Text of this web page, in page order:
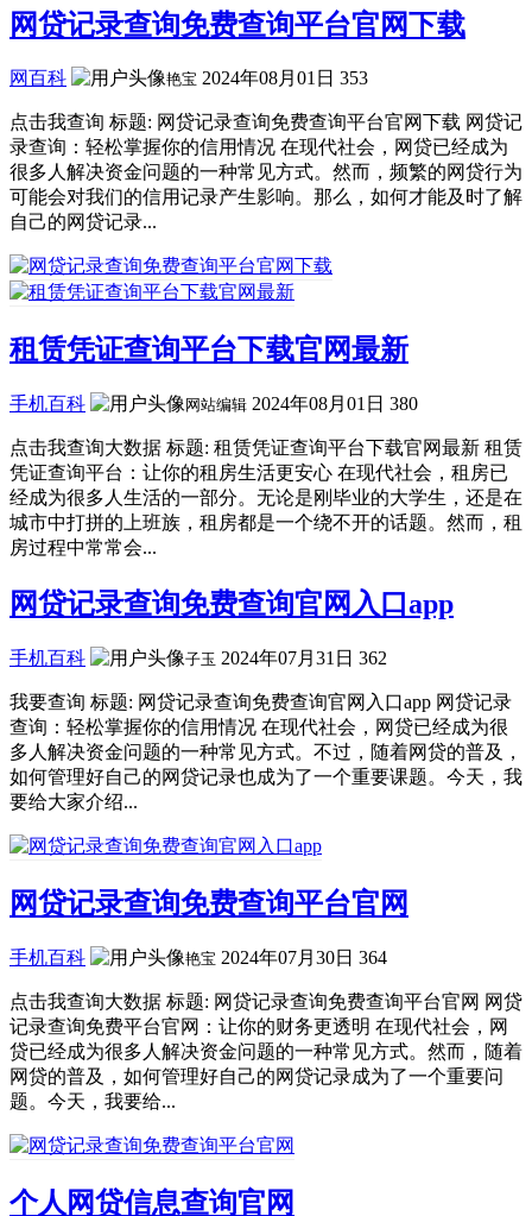
网贷记录查询免费查询平台官网下载
网百科 艳宝 2024年08月01日 353
点击我查询 标题: 网贷记录查询免费查询平台官网下载 网贷记
录查询：轻松掌握你的信用情况 在现代社会，网贷已经成为
很多人解决资金问题的一种常见方式。然而，频繁的网贷行为
可能会对我们的信用记录产生影响。那么，如何才能及时了解
自己的网贷记录...
租赁凭证查询平台下载官网最新
手机百科 网站编辑 2024年08月01日 380
点击我查询大数据 标题: 租赁凭证查询平台下载官网最新 租赁
凭证查询平台：让你的租房生活更安心 在现代社会，租房已
经成为很多人生活的一部分。无论是刚毕业的大学生，还是在
城市中打拼的上班族，租房都是一个绕不开的话题。然而，租
房过程中常常会...
网贷记录查询免费查询官网入口app
手机百科 子玉 2024年07月31日 362
我要查询 标题: 网贷记录查询免费查询官网入口app 网贷记录
查询：轻松掌握你的信用情况 在现代社会，网贷已经成为很
多人解决资金问题的一种常见方式。不过，随着网贷的普及，
如何管理好自己的网贷记录也成为了一个重要课题。今天，我
要给大家介绍...
网贷记录查询免费查询平台官网
手机百科 艳宝 2024年07月30日 364
点击我查询大数据 标题: 网贷记录查询免费查询平台官网 网贷
记录查询免费平台官网：让你的财务更透明 在现代社会，网
贷已经成为很多人解决资金问题的一种常见方式。然而，随着
网贷的普及，如何管理好自己的网贷记录成为了一个重要问
题。今天，我要给...
个人网贷信息查询官网